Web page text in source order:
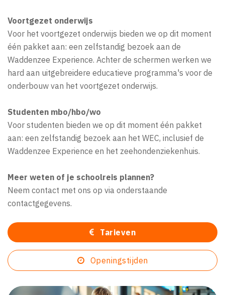
Voortgezet onderwijs
Voor het voortgezet onderwijs bieden we op dit moment
één pakket aan: een zelfstandig bezoek aan de
Waddenzee Experience. Achter de schermen werken we
hard aan uitgebreidere educatieve programma's voor de
onderbouw van het voortgezet onderwijs.
Studenten mbo/hbo/wo
Voor studenten bieden we op dit moment één pakket
aan: een zelfstandig bezoek aan het WEC, inclusief de
Waddenzee Experience en het zeehondenziekenhuis.
Meer weten of je schoolreis plannen?
Neem contact met ons op via onderstaande
contactgegevens.
Tarieven
Openingstijden